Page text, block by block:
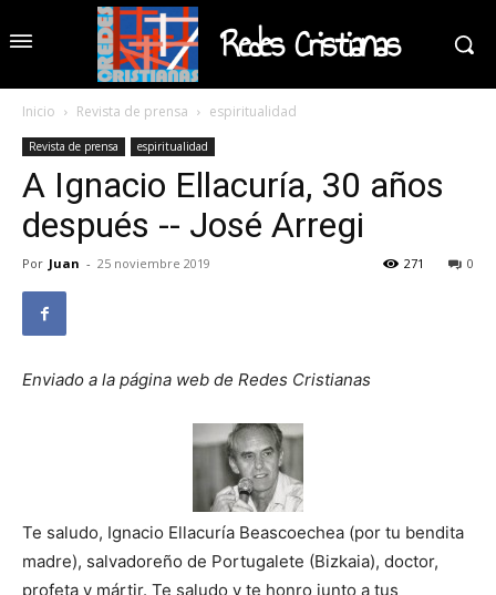
Redes Cristianas
Inicio Revista de prensa espiritualidad
Revista de prensa espiritualidad
A Ignacio Ellacuría, 30 años
después -- José Arregi
Por Juan - 25 noviembre 2019 0
271
Enviado a la página web de Redes Cristianas
Te saludo, Ignacio Ellacuría Beascoechea (por tu bendita
madre), salvadoreño de Portugalete (Bizkaia), doctor,
profeta y mártir. Te saludo y te honro junto a tus